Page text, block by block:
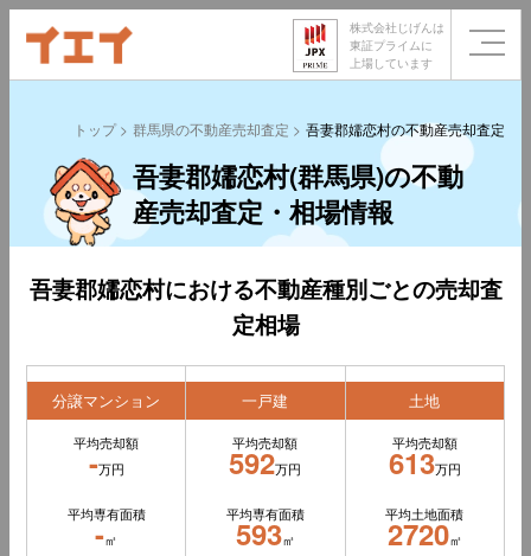
株式会社じげんは
東証プライムに
上場しています
トップ 群馬県の不動産売却査定 吾妻郡嬬恋村の不動産売却査定
吾妻郡嬬恋村(群馬県)の不動
産売却査定・相場情報
吾妻郡嬬恋村における不動産種別ごとの売却査
定相場
分譲マンション
平均売却額
-万円
平均専有面積
-㎡
一戸建
平均売却額
592万円
平均専有面積
593㎡
土地
平均売却額
613万円
平均土地面積
2720㎡